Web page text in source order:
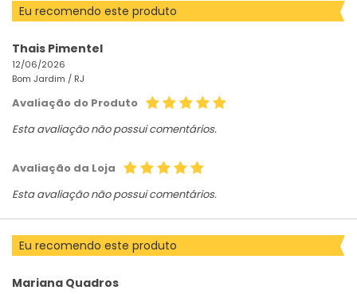
Eu recomendo este produto
Thais Pimentel
12/06/2026
Bom Jardim / RJ
Avaliação do Produto
Esta avaliação não possui comentários.
Avaliação da Loja
Esta avaliação não possui comentários.
Eu recomendo este produto
Mariana Quadros